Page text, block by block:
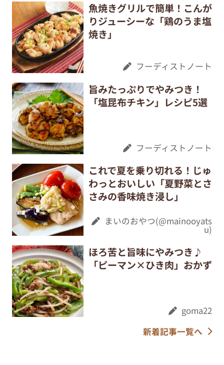
魚焼きグリルで簡単！こんが
りジューシーな「鶏のうま塩
焼き」
フーディストノート
旨みたっぷりでやみつき！
「塩昆布チキン」レシピ5選
フーディストノート
これで夏を乗り切れる！じゅ
わっとおいしい「夏野菜とさ
さみの香味焼き浸し」
まいのおやつ(@mainooyats
u)
ほろ苦と旨味にやみつき♪
「ピーマン×ひき肉」おかず
goma22
新着記事一覧へ